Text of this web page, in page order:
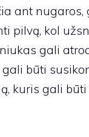
ant nugaros,
pilvą, kol
gali
gali būti
kuris gali